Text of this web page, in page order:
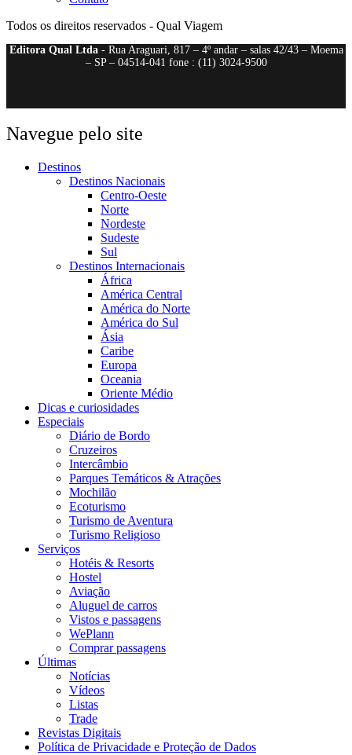
Todos os direitos reservados - Qual Viagem
Editora Qual Ltda- Rua Araguari, 817 – 4º andar – salas 42/43 – Moema
– SP – 04514-041 fone : (11) 3024-9500
Navegue pelo site
Destinos
Destinos Nacionais
Centro-Oeste
Norte
Nordeste
Sudeste
Sul
Destinos Internacionais
África
América Central
América do Norte
América do Sul
Ásia
Caribe
Europa
Oceania
Oriente Médio
Dicas e curiosidades
Especiais
Diário de Bordo
Cruzeiros
Intercâmbio
Parques Temáticos & Atrações
Mochilão
Ecoturismo
Turismo de Aventura
Turismo Religioso
Serviços
Hotéis & Resorts
Hostel
Aviação
Aluguel de carros
Vistos e passagens
WePlann
Comprar passagens
Últimas
Notícias
Vídeos
Listas
Trade
Revistas Digitais
Política de Privacidade e Proteção de Dados